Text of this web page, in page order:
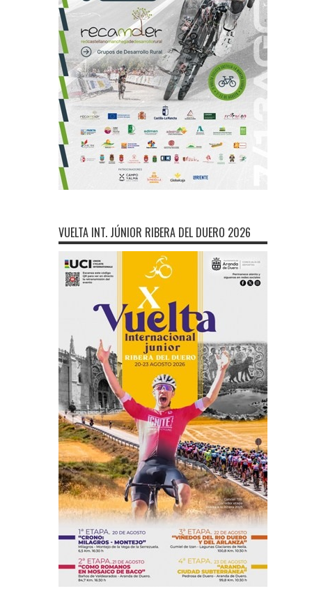
VUELTA INT. JÚNIOR RIBERA DEL DUERO 2026